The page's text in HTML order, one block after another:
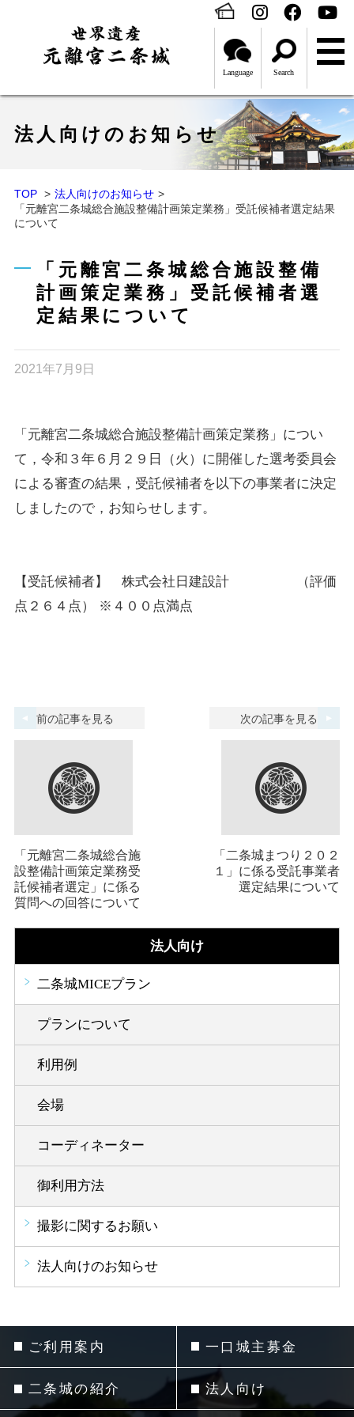
Language Search
法人向けのお知らせ
TOP
法人向けのお知らせ
「元離宮二条城総合施設整備計画策定業務」受託候補者選定結果
について
「元離宮二条城総合施設整備
計画策定業務」受託候補者選
定結果について
2021年7月9日
「元離宮二条城総合施設整備計画策定業務」につい
て，令和３年６月２９日（火）に開催した選考委員会
による審査の結果，受託候補者を以下の事業者に決定
しましたので，お知らせします。
【受託候補者】 株式会社日建設計 （評価
点２６４点） ※４００点満点
前の記事を見る
「元離宮二条城総合施
設整備計画策定業務受
託候補者選定」に係る
質問への回答について
次の記事を見る
「二条城まつり２０２
１」に係る受託事業者
選定結果について
法人向け
二条城MICEプラン
プランについて
利用例
会場
コーディネーター
御利用方法
撮影に関するお願い
法人向けのお知らせ
ご利用案内
二条城の紹介
一口城主募金
法人向け